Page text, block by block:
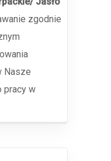
zgodnie
Nasze
pracy w